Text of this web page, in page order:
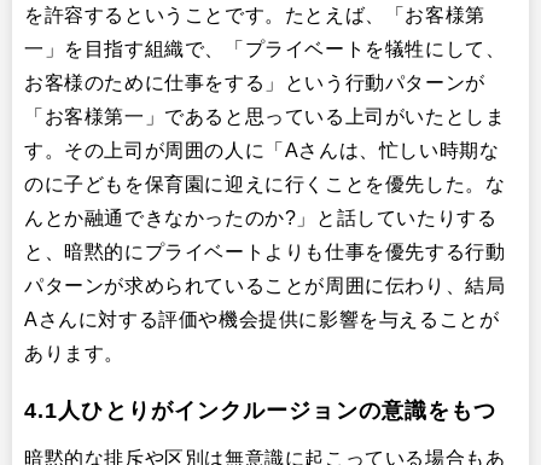
を許容するということです。たとえば、「お客様第
一」を目指す組織で、「プライベートを犠牲にして、
お客様のために仕事をする」という行動パターンが
「お客様第一」であると思っている上司がいたとしま
す。その上司が周囲の人に「Aさんは、忙しい時期な
のに子どもを保育園に迎えに行くことを優先した。な
んとか融通できなかったのか?」と話していたりする
と、暗黙的にプライベートよりも仕事を優先する行動
パターンが求められていることが周囲に伝わり、結局
Aさんに対する評価や機会提供に影響を与えることが
あります。
4.1人ひとりがインクルージョンの意識をもつ
暗黙的な排斥や区別は無意識に起こっている場合もあ